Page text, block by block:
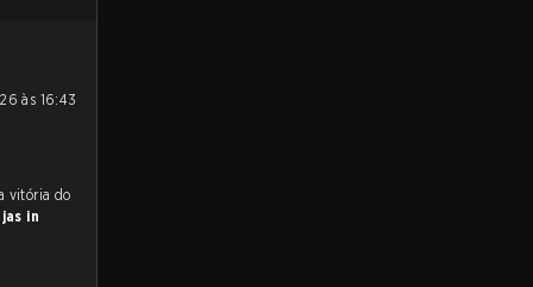
a partida, e preveem a vitória do
in